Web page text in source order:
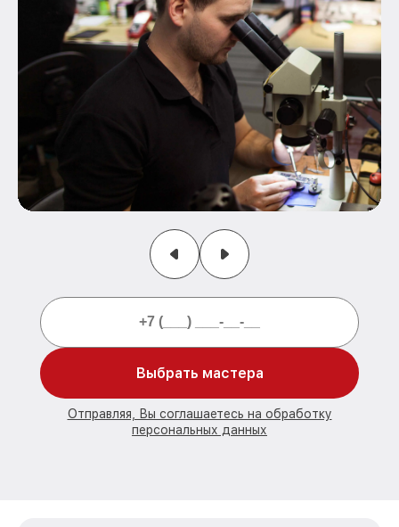
Выбрать мастера
Отправляя, Вы соглашаетесь на обработку
персональных данных